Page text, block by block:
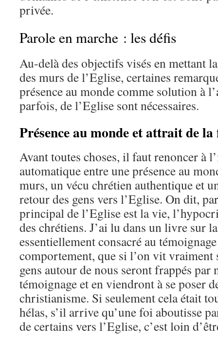
privée.
Parole en marche : les défis
Au-delà des objectifs visés en mettant
des murs de l’Eglise, certaines
présence au monde comme solution à
parfois, de l’Eglise sont nécessaires.
Présence au monde et attrait de la
Avant toutes choses, il faut renoncer à
automatique entre une présence au
murs, un vécu chrétien authentique et
retour des gens vers l’Eglise. On dit,
principal de l’Eglise est la vie,
des chrétiens. J’ai lu dans un livre sur
essentiellement consacré au
comportement, que si l’on vit vraiment
gens autour de nous seront frappés par
témoignage et en viendront à se poser
christianisme. Si seulement cela était
hélas, s’il arrive qu’une foi aboutisse
de certains vers l’Eglise, c’est loin